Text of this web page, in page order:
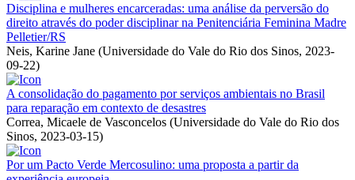
Disciplina e mulheres encarceradas: uma análise da perversão do
direito através do poder disciplinar na Penitenciária Feminina Madre
Pelletier/RS
Neis, Karine Jane (Universidade do Vale do Rio dos Sinos, 2023-
09-22)
A consolidação do pagamento por serviços ambientais no Brasil
para reparação em contexto de desastres
Correa, Micaele de Vasconcelos (Universidade do Vale do Rio dos
Sinos, 2023-03-15)
Por um Pacto Verde Mercosulino: uma proposta a partir da